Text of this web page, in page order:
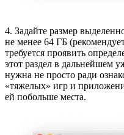
4. Задайте размер
не менее 64 ГБ
требуется проявить
этот раздел в дальнейшем
нужна не просто ради
«тяжелых» игр и
ей побольше места.